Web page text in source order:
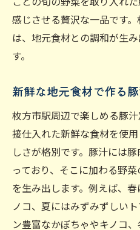
感じさせる贅沢な一品です
は、地元食材との調和が生
す。
新鮮な地元食材で作る
枚方市駅周辺で楽しめる豚
接仕入れた新鮮な食材を使
しさが格別です。豚汁には
っており、そこに加わる野
を生み出します。例えば、春
ノコ、夏にはみずみずしい
ン豊富なかぼちゃやキノコ